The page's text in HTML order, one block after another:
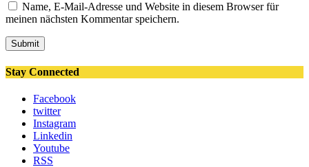
Name, E-Mail-Adresse und Website in diesem Browser für
meinen nächsten Kommentar speichern.
Submit
Stay Connected
Facebook
twitter
Instagram
Linkedin
Youtube
RSS